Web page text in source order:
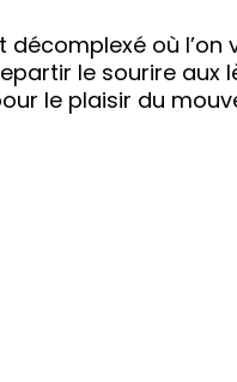
décomplexé où
le sourire aux
le plaisir du